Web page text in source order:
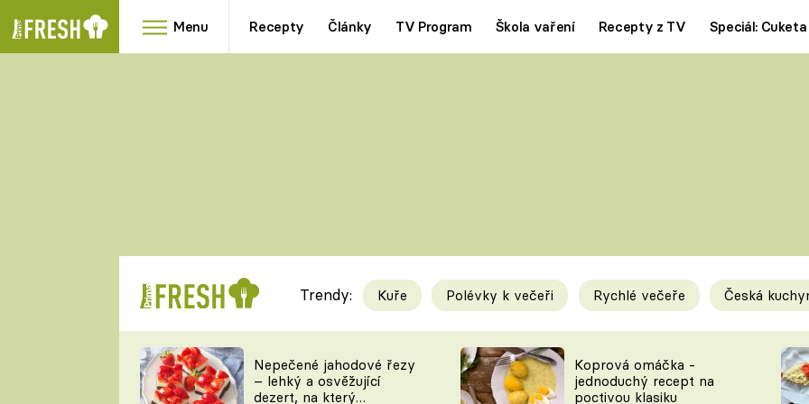
Menu Recepty Články TV Program Škola vaření Recepty z TV Speciál: Cuketa
RYCHLOVKY
Videorecepty
TEĎ VAŘÍ ŠÉF!
Tipy a triky
KAM ZA JÍDLEM
Trendy: Kuře Polévky k večeři Rychlé večeře Česká
Nepečené jahodové řezy
– lehký a osvěžující
dezert, na který
Koprová omáčka -
jednoduchý recept na
poctivou klasiku